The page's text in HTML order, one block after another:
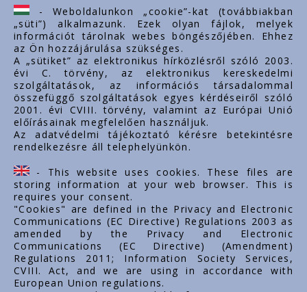
ertekesites@styron.hu
export@styron.hu
www.styron.hu
Linkuri importante
Despre noi
Documente
Contact
Carieră
- Weboldalunkon „cookie”-kat (továbbiakban
„süti”) alkalmazunk. Ezek olyan fájlok, melyek
információt tárolnak webes böngészőjében. Ehhez
az Ön hozzájárulása szükséges.
A „sütiket” az elektronikus hírközlésről szóló 2003.
évi C. törvény, az elektronikus kereskedelmi
szolgáltatások, az információs társadalommal
összefüggő szolgáltatások egyes kérdéseiről szóló
2001. évi CVIII. törvény, valamint az Európai Unió
előírásainak megfelelően használjuk.
Az adatvédelmi tájékoztató kérésre betekintésre
rendelkezésre áll telephelyünkön.
- This website uses cookies. These files are
storing information at your web browser. This is
requires your consent.
"Cookies" are defined in the Privacy and Electronic
Communications (EC Directive) Regulations 2003 as
amended by the Privacy and Electronic
Communications (EC Directive) (Amendment)
Regulations 2011; Information Society Services,
CVIII. Act, and we are using in accordance with
European Union regulations.